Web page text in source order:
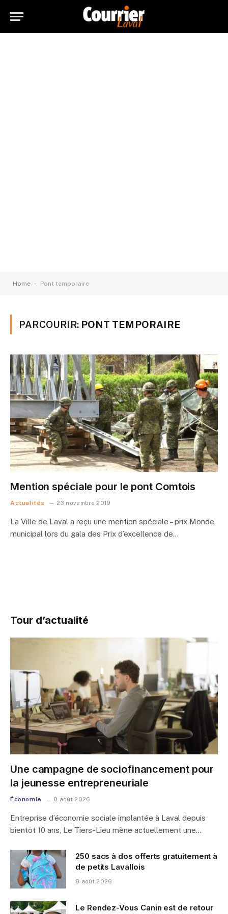
Home - Pont temporaire
PARCOURIR: PONT TEMPORAIRE
Mention spéciale pour le pont Comtois
Actualités 23 novembre 2019
La Ville de Laval a reçu une mention spéciale – prix Monde
municipal lors du gala des Prix d’excellence de…
Tour d’actualité
Une campagne de sociofinancement pour
la jeunesse entrepreneuriale
Économie 8 août 2026
Entreprise d’économie sociale implantée à Laval depuis
bientôt 10 ans, Le Tiers-Lieu mène actuellement une…
250 sacs à dos offerts gratuitement à
de petits Lavallois
8 août 2026
Le Rendez-Vous Canin est de retour